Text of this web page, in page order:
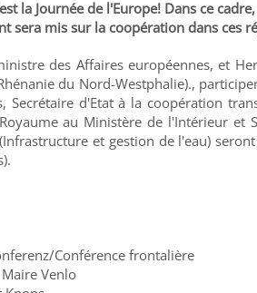
la Journée de l'Europe! Dans ce
sera mis sur la coopération dans
des Affaires européennes, et
du Nord-Westphalie).,
Secrétaire d'Etat à la coopération
au Ministère de l'Intérieur et
et gestion de l'eau)
Conférence frontalière
Venlo